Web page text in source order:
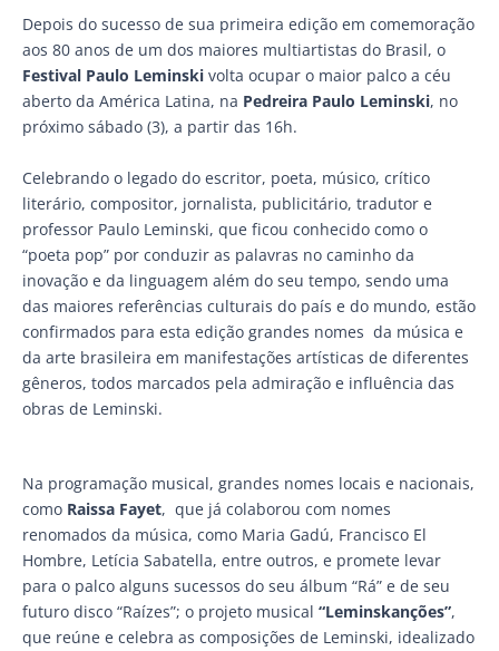
Depois do sucesso de sua primeira edição em comemoração
aos 80 anos de um dos maiores multiartistas do Brasil, o
Festival Paulo Leminski volta ocupar o maior palco a céu
aberto da América Latina, na Pedreira Paulo Leminski, no
próximo sábado (3), a partir das 16h.
Celebrando o legado do escritor, poeta, músico, crítico
literário, compositor, jornalista, publicitário, tradutor e
professor Paulo Leminski, que ficou conhecido como o
“poeta pop” por conduzir as palavras no caminho da
inovação e da linguagem além do seu tempo, sendo uma
das maiores referências culturais do país e do mundo, estão
confirmados para esta edição grandes nomes da música e
da arte brasileira em manifestações artísticas de diferentes
gêneros, todos marcados pela admiração e influência das
obras de Leminski.
Na programação musical, grandes nomes locais e nacionais,
como Raissa Fayet, que já colaborou com nomes
renomados da música, como Maria Gadú, Francisco El
Hombre, Letícia Sabatella, entre outros, e promete levar
para o palco alguns sucessos do seu álbum “Rá” e de seu
futuro disco “Raízes”; o projeto musical “Leminskanções”,
que reúne e celebra as composições de Leminski, idealizado